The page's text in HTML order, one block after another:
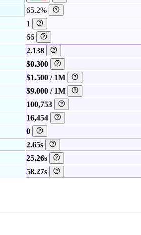
65.2%
1
66
2.138
$0.300
$1.500 / 1M
$9.000 / 1M
100,753
16,454
0
2.65s
25.26s
58.27s